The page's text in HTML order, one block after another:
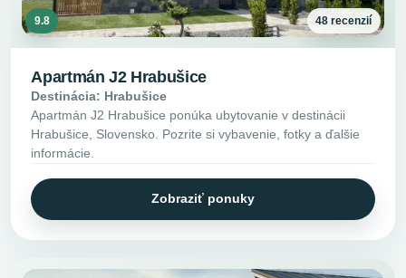
9.8 48 recenzií
Apartmán J2 Hrabušice
Destinácia: Hrabušice
Apartmán J2 Hrabušice ponúka ubytovanie v destinácii
Hrabušice, Slovensko. Pozrite si vybavenie, fotky a ďalšie
informácie.
Zobraziť ponuky